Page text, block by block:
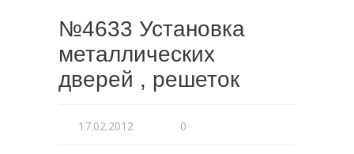
№4633 Установка
металлических
дверей , решеток
17.02.2012 0